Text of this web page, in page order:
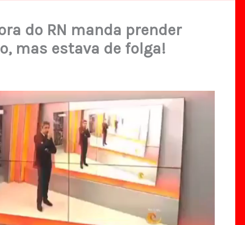
do RN manda prender
mas estava de folga!